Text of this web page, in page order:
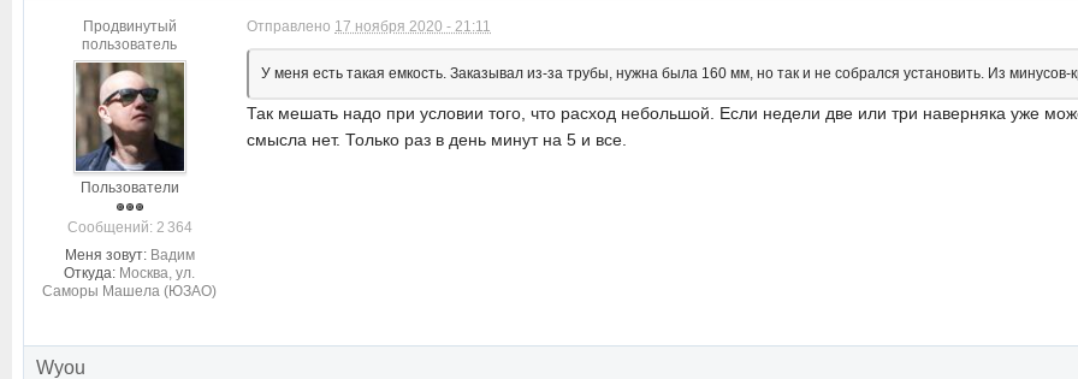
Продвинутый
пользователь
Пользователи
Cообщений: 2 364
Меня зовут: Вадим
Откуда: Москва, ул.
Саморы Машела (ЮЗАО)
Отправлено 17 ноября 2020 - 21:11
У меня есть такая емкость. Заказывал из-за трубы, нужна была 160 мм, но так и не собрался установить. Из минусов-
Так мешать надо при условии того, что расход небольшой. Если недели две или три наверняка уже
смысла нет. Только раз в день минут на 5 и все.
Wyou